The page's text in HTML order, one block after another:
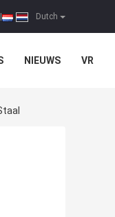
Dutch
NIEUWS VR